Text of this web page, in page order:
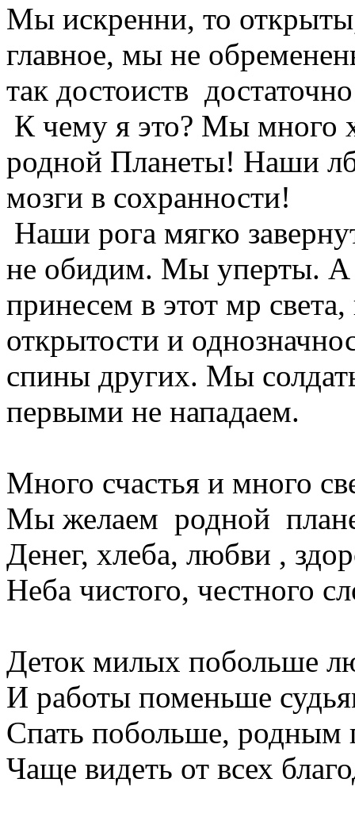
Мы искренни, то
главное, мы не
так достоиств
К чему я это? Мы много
родной Планеты! Наши
мозги в сохранности!
Наши рога мягко
не обидим. Мы уперты. А
принесем в этот мр
открытости и
спины других. Мы
первыми не нападаем.
Много счастья и много
Мы желаем родной
Денег, хлеба, любви ,
Неба чистого, честного
Деток милых побольше
И работы поменьше
Спать побольше,
Чаще видеть от всех